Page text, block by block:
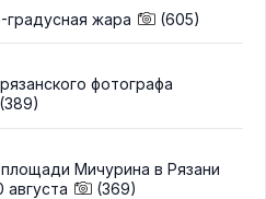
жара (605)
фотографа
(389)
Мичурина в Рязани
августа
(369)